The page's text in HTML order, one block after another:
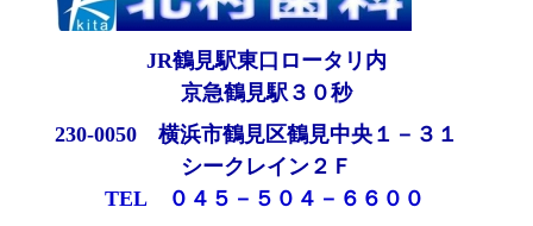
JR鶴見駅東口ロータリ内
京急鶴見駅３０秒
230-0050 横浜市鶴見区鶴見中央１－３１
シークレイン２Ｆ
TEL ０４５－５０４－６６００